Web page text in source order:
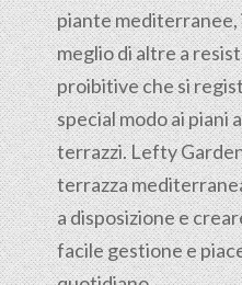
piante
meglio di altre a
proibitive che si
special modo ai piani
terrazzi. Lefty
terrazza
a disposizione e
facile gestione e